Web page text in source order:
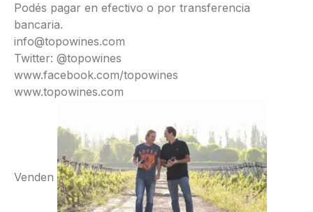
Podés pagar en efectivo o por transferencia
bancaria.
info@topowines.com
Twitter: @topowines
www.facebook.com/topowines
www.topowines.com
Venden